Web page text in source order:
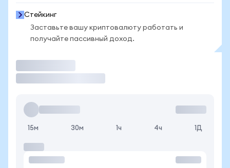
Стейкинг
Заставьте вашу криптовалюту работать и
получайте пассивный доход.
15м 30м 1ч 4ч 1Д